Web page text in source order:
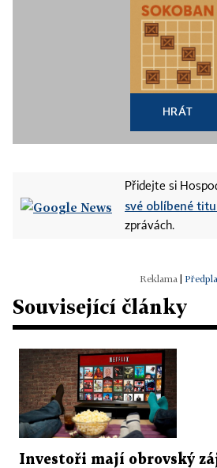
HRÁT
Přidejte si
své oblíbené
zprávách.
Související články
Investoři mají obrovský